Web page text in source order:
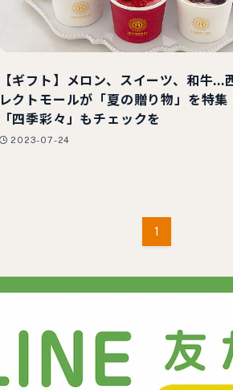
【ギフト】メロン、スイーツ、和牛…
レクトモールが「夏の贈り物」を特
「四季彩々」もチェックを
2023-07-24
1